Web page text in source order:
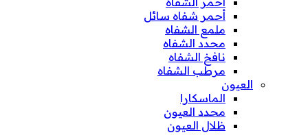
أحمر شفاه سائل
ملمع الشفاه
محدد الشفاه
نافخ الشفاه
مرطب الشفاه
العيون
الماسكارا
محدد العيون
ظلال العيون